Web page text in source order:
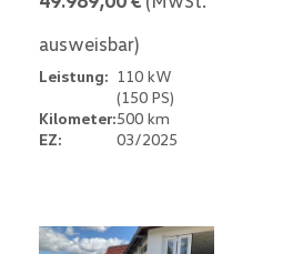
ausweisbar)
Leistung: 110 kW
(150 PS)
Kilometer:500 km
EZ:
03/2025